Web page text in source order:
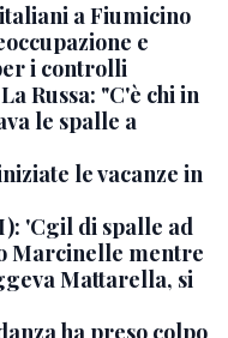
a Fiumicino
e
i controlli
Russa: "C'è chi in
le spalle a
le vacanze in
'Cgil di spalle ad
Marcinelle mentre
Mattarella, si